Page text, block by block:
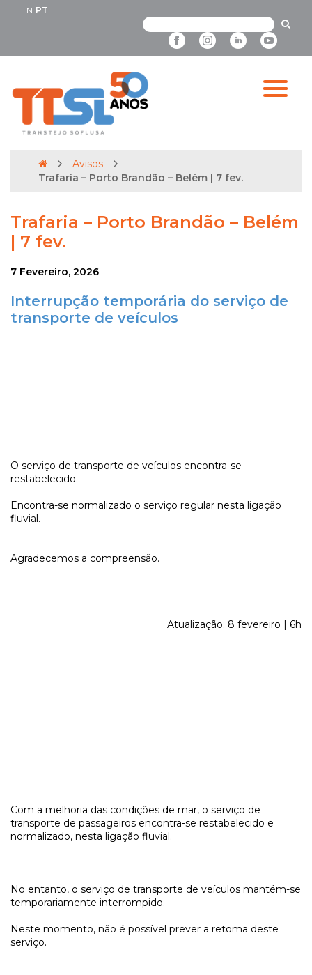
EN PT
Avisos
Trafaria – Porto Brandão – Belém | 7 fev.
Trafaria – Porto Brandão – Belém
| 7 fev.
7 Fevereiro, 2026
Interrupção temporária do serviço de
transporte de veículos
O serviço de transporte de veículos encontra-se
restabelecido.
Encontra-se normalizado o serviço regular nesta ligação
fluvial.
Agradecemos a compreensão.
Atualização: 8 fevereiro | 6h
Com a melhoria das condições de mar, o serviço de
transporte de passageiros encontra-se restabelecido e
normalizado, nesta ligação fluvial.
No entanto, o serviço de transporte de veículos mantém-se
temporariamente interrompido.
Neste momento, não é possível prever a retoma deste
serviço.